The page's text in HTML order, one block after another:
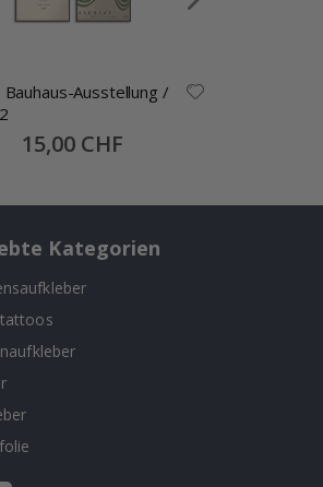
Ausstellung /
Special
Price
15,00 CHF
Kategorien